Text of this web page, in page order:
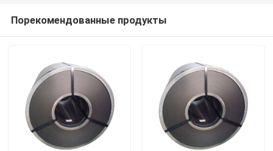
Порекомендованные продукты